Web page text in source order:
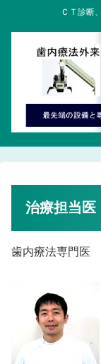
ＣＴ診断
治療担当医
歯内療法専門医